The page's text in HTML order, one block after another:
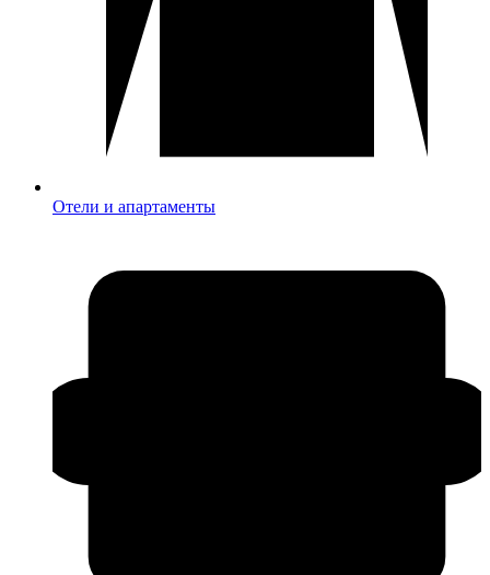
Отели и апартаменты